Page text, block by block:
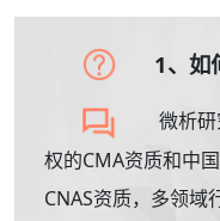
1、如
微析
权的CMA资质和中
CNAS资质，多领域